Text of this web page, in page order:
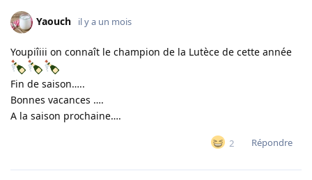
Yaouch il y a un mois
Youpiîiii on connaît le champion de la Lutèce de cette année
Fin de saison…..
Bonnes vacances ….
A la saison prochaine….
2 Répondre